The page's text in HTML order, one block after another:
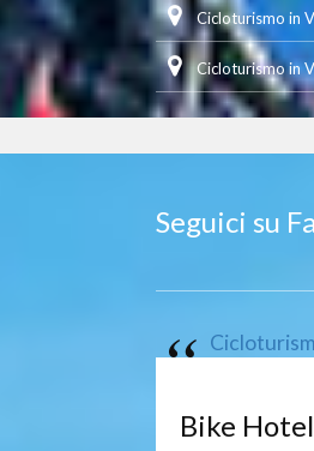
Cicloturismo in
Cicloturismo in
Seguici su
Bike